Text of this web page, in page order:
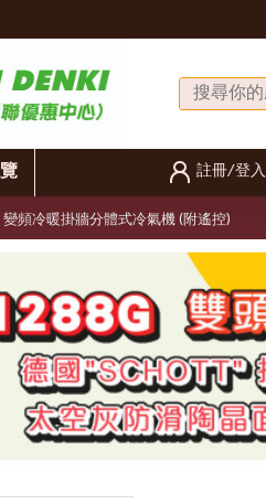
註冊/登入
變頻冷暖掛牆分體式冷氣機 (附遙控)